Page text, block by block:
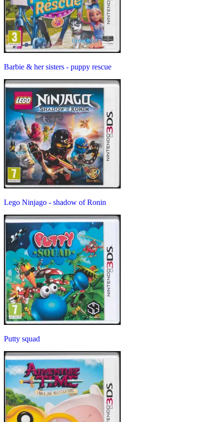
Barbie & her sisters - puppy rescue
Lego Ninjago - shadow of Ronin
Putty squad